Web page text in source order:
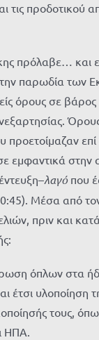
τις προδοτικού
πρόλαβε… και
την παρωδία των
όρους σε βάρος
προετοίμαζαν επί
εμφαντικά στην
λαγόπου
Μέσα από
πριν και
όπλων στα
έτσι υλοποίηση
τους,
ΗΠΑ.